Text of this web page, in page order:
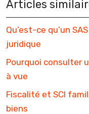
Articles
Qu’est-ce qu’un
juridique
Pourquoi consulter
à vue
Fiscalité et SCI
biens